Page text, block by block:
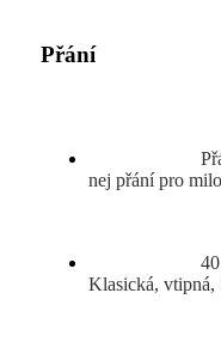
Přání
nej přání pro
Klasická, vtipná,